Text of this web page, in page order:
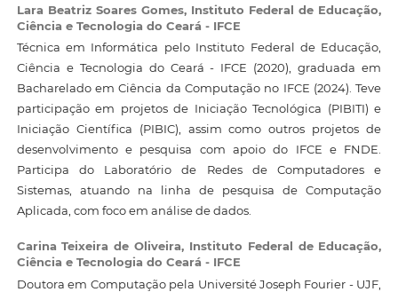
Lara Beatriz Soares Gomes, Instituto Federal de Educação,
Ciência e Tecnologia do Ceará - IFCE
Técnica em Informática pelo Instituto Federal de Educação,
Ciência e Tecnologia do Ceará - IFCE (2020), graduada em
Bacharelado em Ciência da Computação no IFCE (2024). Teve
participação em projetos de Iniciação Tecnológica (PIBITI) e
Iniciação Científica (PIBIC), assim como outros projetos de
desenvolvimento e pesquisa com apoio do IFCE e FNDE.
Participa do Laboratório de Redes de Computadores e
Sistemas, atuando na linha de pesquisa de Computação
Aplicada, com foco em análise de dados.
Carina Teixeira de Oliveira, Instituto Federal de Educação,
Ciência e Tecnologia do Ceará - IFCE
Doutora em Computação pela Université Joseph Fourier - UJF,